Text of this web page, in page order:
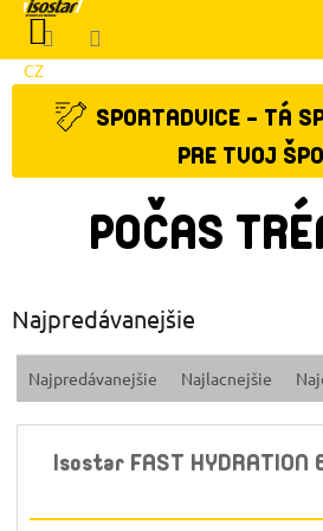
Prejsť
obsah
CZ
Klient
NÁKUPNÝ
KOŠÍK
SPORTADVICE - TÁ
PRE TVOJ
POČAS
Najpredávanejšie
R
d
Najpredávanejšie Najlacnejšie
Isostar FAST HYDRATION